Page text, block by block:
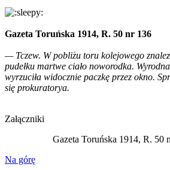
Gazeta Toruńska 1914, R. 50 nr 136
— Tczew. W pobliżu toru kolejowego
pudełku martwe ciało noworodka.
wyrzuciła widocznie paczkę przez okno.
się prokuratorya.
Załączniki
Gazeta Toruńska 1914, R. 50
Na górę